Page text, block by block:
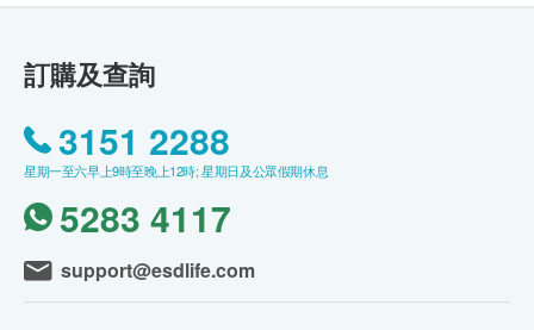
訂購及查詢
3151 2288
星期一至六早上9時至晚上12時; 星期日及公眾假期休息
5283 4117
support@esdlife.com